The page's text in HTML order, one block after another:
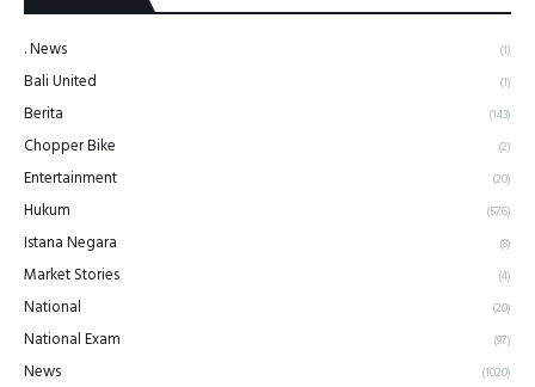
. News (1)
Bali United (1)
Berita (143)
Chopper Bike (2)
Entertainment (20)
Hukum (576)
Istana Negara (8)
Market Stories (4)
National (20)
National Exam (97)
News (1020)